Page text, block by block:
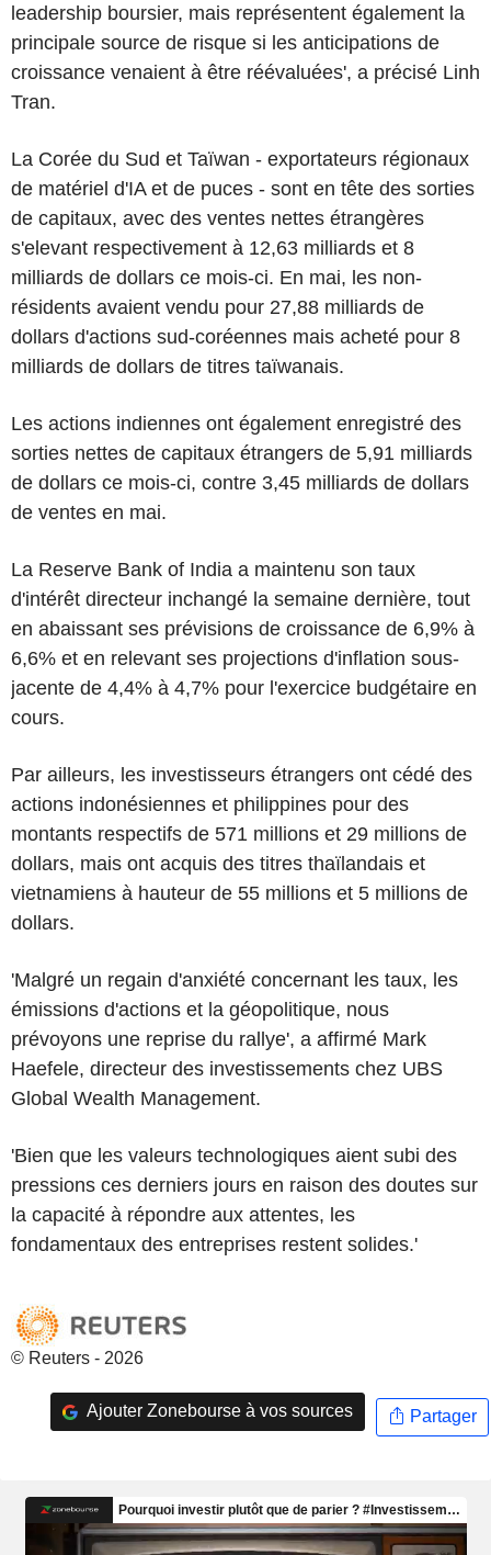
leadership boursier, mais représentent également la
principale source de risque si les anticipations de
croissance venaient à être réévaluées', a précisé Linh
Tran.
La Corée du Sud et Taïwan - exportateurs régionaux
de matériel d'IA et de puces - sont en tête des sorties
de capitaux, avec des ventes nettes étrangères
s'elevant respectivement à 12,63 milliards et 8
milliards de dollars ce mois-ci. En mai, les non-
résidents avaient vendu pour 27,88 milliards de
dollars d'actions sud-coréennes mais acheté pour 8
milliards de dollars de titres taïwanais.
Les actions indiennes ont également enregistré des
sorties nettes de capitaux étrangers de 5,91 milliards
de dollars ce mois-ci, contre 3,45 milliards de dollars
de ventes en mai.
La Reserve Bank of India a maintenu son taux
d'intérêt directeur inchangé la semaine dernière, tout
en abaissant ses prévisions de croissance de 6,9% à
6,6% et en relevant ses projections d'inflation sous-
jacente de 4,4% à 4,7% pour l'exercice budgétaire en
cours.
Par ailleurs, les investisseurs étrangers ont cédé des
actions indonésiennes et philippines pour des
montants respectifs de 571 millions et 29 millions de
dollars, mais ont acquis des titres thaïlandais et
vietnamiens à hauteur de 55 millions et 5 millions de
dollars.
'Malgré un regain d'anxiété concernant les taux, les
émissions d'actions et la géopolitique, nous
prévoyons une reprise du rallye', a affirmé Mark
Haefele, directeur des investissements chez UBS
Global Wealth Management.
'Bien que les valeurs technologiques aient subi des
pressions ces derniers jours en raison des doutes sur
la capacité à répondre aux attentes, les
fondamentaux des entreprises restent solides.'
© Reuters - 2026
Ajouter Zonebourse à vos sources Partager